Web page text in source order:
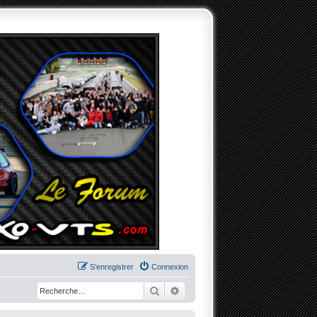
Connexion
S’enregistrer
RechercherRecherche avancée